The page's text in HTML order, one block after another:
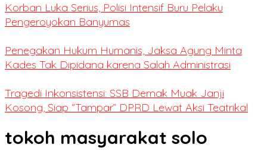
Korban Luka Serius, Polisi Intensif Buru Pelaku
Pengeroyokan Banyumas
Penegakan Hukum Humanis, Jaksa Agung Minta
Kades Tak Dipidana karena Salah Administrasi
Tragedi Inkonsistensi: SSB Demak Muak Janji
Kosong, Siap “Tampar” DPRD Lewat Aksi Teatrikal
tokoh masyarakat solo